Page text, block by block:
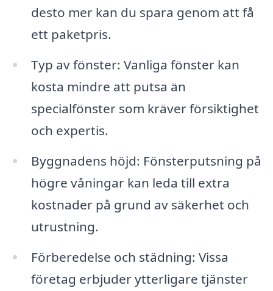
desto mer kan du spara genom att få
ett paketpris.
Typ av fönster: Vanliga fönster kan
kosta mindre att putsa än
specialfönster som kräver försiktighet
och expertis.
Byggnadens höjd: Fönsterputsning på
högre våningar kan leda till extra
kostnader på grund av säkerhet och
utrustning.
Förberedelse och städning: Vissa
företag erbjuder ytterligare tjänster